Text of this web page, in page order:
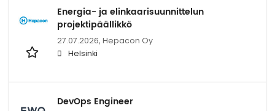
Energia- ja elinkaarisuunnittelun
projektipäällikkö
27.07.2026, Hepacon Oy
Helsinki
DevOps Engineer